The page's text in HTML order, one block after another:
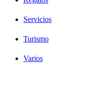
Servicios
Turismo
Varios